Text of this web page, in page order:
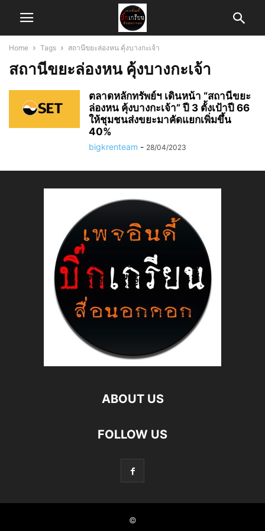
Home Tags สถานีขยะล่องหน คุ้งบางกะเจ้า
สถานีขยะล่องหน คุ้งบางกะเจ้า
ตลาดหลักทรัพย์ฯ เดินหน้า “สถานีขยะ
ล่องหน คุ้งบางกะเจ้า” ปี 3 ตั้งเป้าปี 66
ให้ชุมชนส่งขยะมาคัดแยกเพิ่มขึ้น
40%
bigkrenteam - 28/04/2023
ABOUT US
FOLLOW US
©